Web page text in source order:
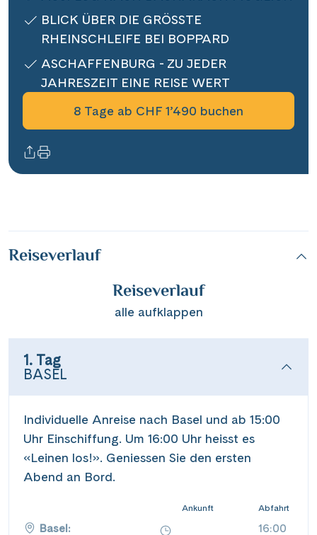
Kontakt
Reisekalender
Reisegutscheine
Reisekataloge
BLICK ÜBER DIE GRÖSSTE
RHEINSCHLEIFE BEI BOPPARD
ASCHAFFENBURG - ZU JEDER
JAHRESZEIT EINE REISE WERT
8 Tage ab CHF 1’490 buchen
Reiseverlauf
Reiseverlauf
alle aufklappen
1. Tag
BASEL
Individuelle Anreise nach Basel und ab 15:00
Uhr Einschiffung. Um 16:00 Uhr heisst es
«Leinen los!». Geniessen Sie den ersten
Abend an Bord.
Ankunft Abfahrt
Basel: 16:00